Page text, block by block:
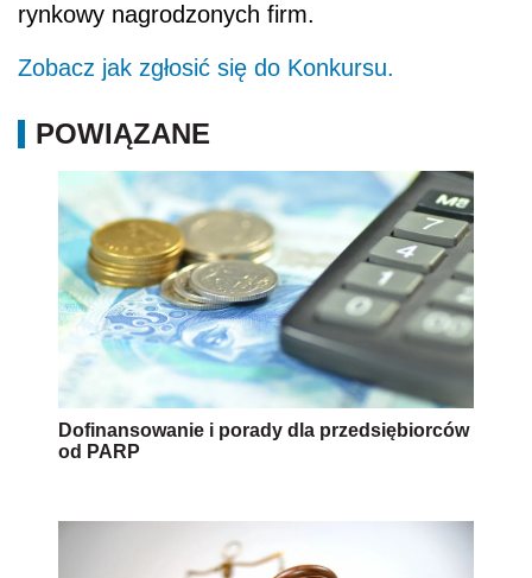
rynkowy nagrodzonych firm.
Zobacz jak zgłosić się do Konkursu.
POWIĄZANE
Dofinansowanie i porady dla przedsiębiorców
od PARP